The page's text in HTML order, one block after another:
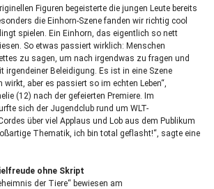
Figuren begeisterte die jungen Leute bereits
die Einhorn-Szene fanden wir richtig cool
spielen. Ein Einhorn, das eigentlich so nett
So etwas passiert wirklich: Menschen
zu sagen, um nach irgendwas zu fragen und
irgendeiner Beleidigung. Es ist in eine Szene
wirkt, aber es passiert so im echten Leben“,
(12) nach der gefeierten Premiere. Im
sich der Jugendclub rund um WLT-
über viel Applaus und Lob aus dem Publikum
Thematik, ich bin total geflasht!“, sagte eine
ohne Skript
der Tiere“ bewiesen am